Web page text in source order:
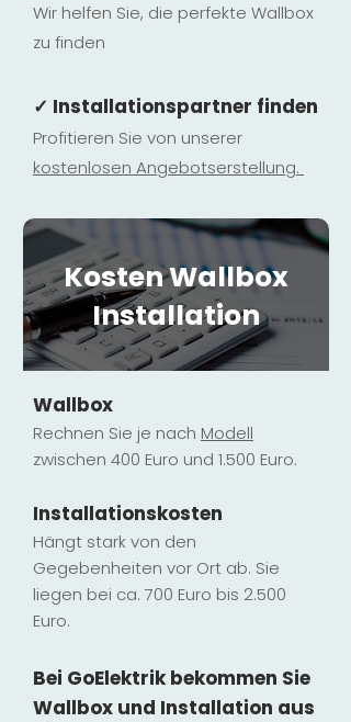
Wir helfen Sie, die perfekte Wallbox
zu finden
✓ Installationspartner finden
Profitieren Sie von unserer
kostenlosen Angebotserstellung.
Kosten Wallbox
Installation
Wallbox
Rechnen Sie je nach Modell
zwischen 400 Euro und 1.500 Euro.
Installationskosten
Hängt stark von den
Gegebenheiten vor Ort ab. Sie
liegen bei ca. 700 Euro bis 2.500
Euro.
Bei GoElektrik bekommen Sie
Wallbox und Installation aus